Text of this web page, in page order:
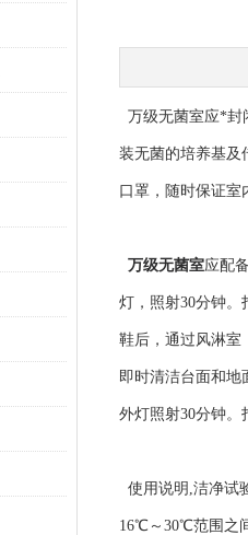
万级无菌室应*封
装无菌的培养基及
口罩，随时保证
万级无菌室应配
灯，照射30分钟
鞋后，通过风淋室
即时清洁台面和地
外灯照射30分钟
使用说明,洁净试
16℃～30℃范围之